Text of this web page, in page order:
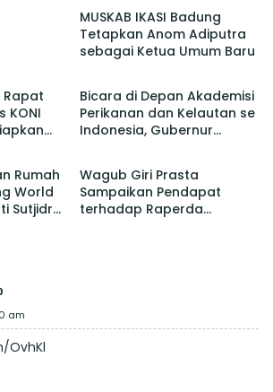
MUSKAB IKASI Badung
Tetapkan Anom Adiputra
sebagai Ketua Umum Baru
Rapat
KONI
Berita
Bicara di Depan Akademisi
Perikanan dan Kelautan se
Indonesia, Gubernur
Rumah
World
Sutjidra:
Berita
Wagub Giri Prasta
Sampaikan Pendapat
terhadap Raperda
am
OvhKl